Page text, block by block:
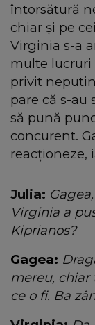
întorsătură
chiar și pe
Virginia s-a
multe lucruri
privit
pare că s-au
să pună
concurent.
reacționeze,
Julia:
Virginia a
Kiprianos?
Gagea:
mereu,
ce o fi. Ba